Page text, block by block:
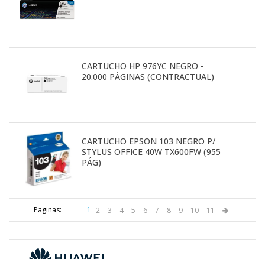
CARTUCHO HP 976YC NEGRO -
20.000 PÁGINAS (CONTRACTUAL)
CARTUCHO EPSON 103 NEGRO P/
STYLUS OFFICE 40W TX600FW (955
PÁG)
Paginas: 1 2 3 4 5 6 7 8 9 10 11